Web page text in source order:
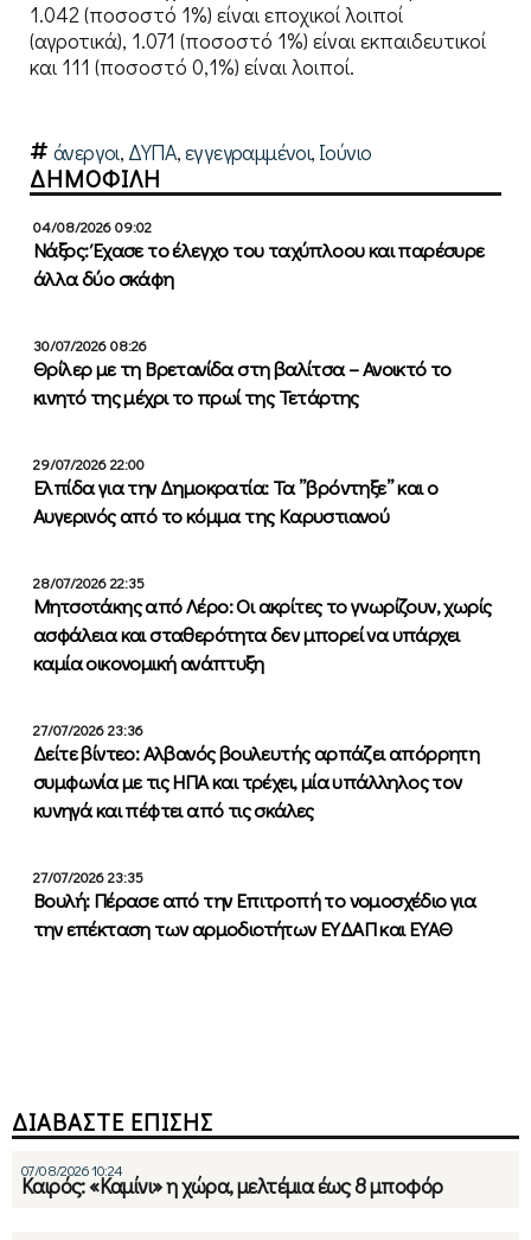
1.042 (ποσοστό 1%) είναι εποχικοί λοιποί
(αγροτικά), 1.071 (ποσοστό 1%) είναι εκπαιδευτικοί
και 111 (ποσοστό 0,1%) είναι λοιποί.
άνεργοι, ΔΥΠΑ,εγγεγραμμένοι, Ιούνιο
ΔΗΜΟΦΙΛΗ
04/08/2026 09:02
Νάξος: Έχασε το έλεγχο του ταχύπλοου και παρέσυρε
άλλα δύο σκάφη
30/07/2026 08:26
Θρίλερ με τη Βρετανίδα στη βαλίτσα – Ανοικτό το
κινητό της μέχρι το πρωί της Τετάρτης
29/07/2026 22:00
Ελπίδα για την Δημοκρατία: Τα ”βρόντηξε” και ο
Αυγερινός από το κόμμα της Καρυστιανού
28/07/2026 22:35
Μητσοτάκης από Λέρο: Οι ακρίτες το γνωρίζουν, χωρίς
ασφάλεια και σταθερότητα δεν μπορεί να υπάρχει
καμία οικονομική ανάπτυξη
27/07/2026 23:36
Δείτε βίντεο: Αλβανός βουλευτής αρπάζει απόρρητη
συμφωνία με τις ΗΠΑ και τρέχει, μία υπάλληλος τον
κυνηγά και πέφτει από τις σκάλες
27/07/2026 23:35
Βουλή: Πέρασε από την Επιτροπή το νομοσχέδιο για
την επέκταση των αρμοδιοτήτων ΕΥΔΑΠ και ΕΥΑΘ
ΔΙΑΒΑΣΤΕ ΕΠΙΣΗΣ
07/08/2026 10:24
Καιρός: «Καμίνι» η χώρα, μελτέμια έως 8 μποφόρ